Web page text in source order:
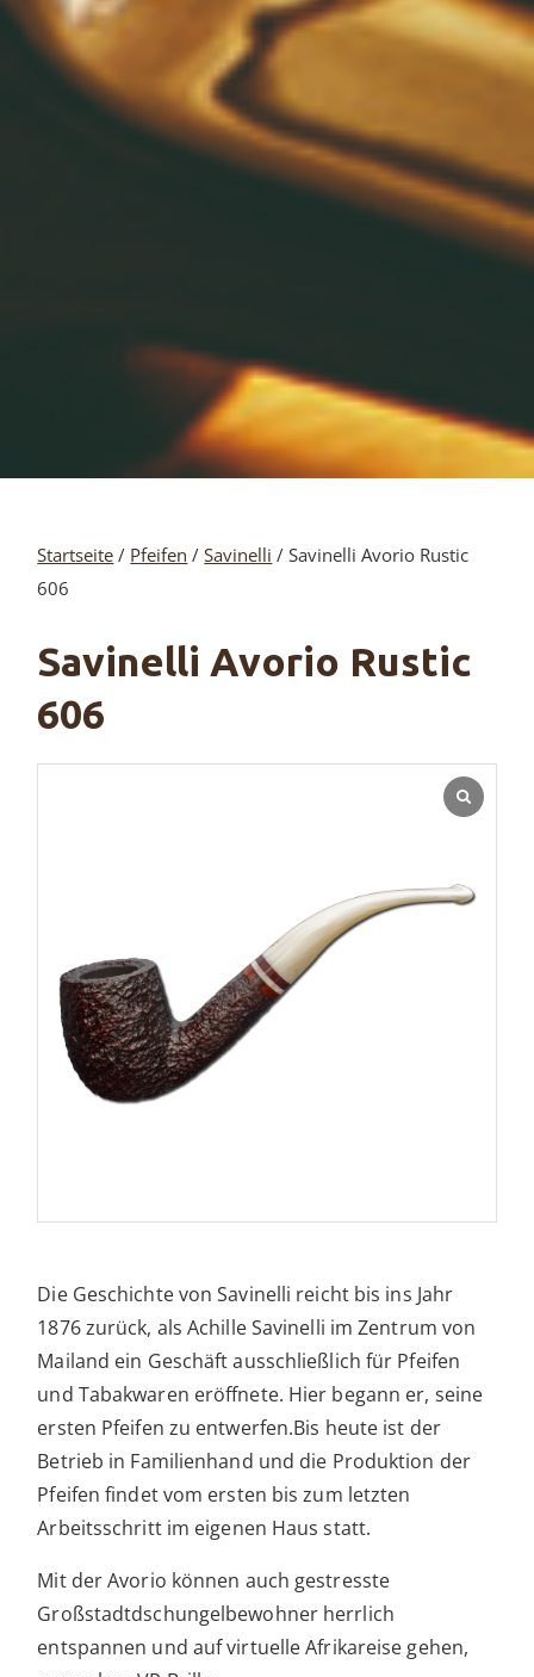
Startseite / Pfeifen /Savinelli / Savinelli Avorio Rustic
606
Savinelli Avorio Rustic
606
Die Geschichte von Savinelli reicht bis ins Jahr
1876 zurück, als Achille Savinelli im Zentrum von
Mailand ein Geschäft ausschließlich für Pfeifen
und Tabakwaren eröffnete. Hier begann er, seine
ersten Pfeifen zu entwerfen.Bis heute ist der
Betrieb in Familienhand und die Produktion der
Pfeifen findet vom ersten bis zum letzten
Arbeitsschritt im eigenen Haus statt.
Mit der Avorio können auch gestresste
Großstadtdschungelbewohner herrlich
entspannen und auf virtuelle Afrikareise gehen,